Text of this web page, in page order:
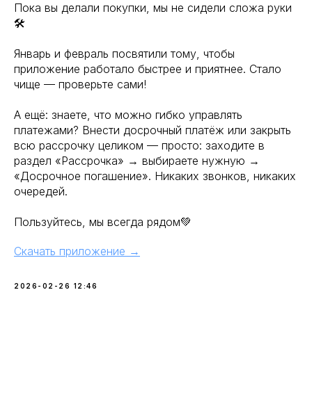
Пока вы делали покупки, мы не сидели сложа руки
🛠
Январь и февраль посвятили тому, чтобы
приложение работало быстрее и приятнее. Стало
чище — проверьте сами!
А ещё: знаете, что можно гибко управлять
платежами? Внести досрочный платёж или закрыть
всю рассрочку целиком — просто: заходите в
раздел «Рассрочка» → выбираете нужную →
«Досрочное погашение». Никаких звонков, никаких
очередей.
Пользуйтесь, мы всегда рядом💚
Скачать приложение →
2026-02-26 12:46